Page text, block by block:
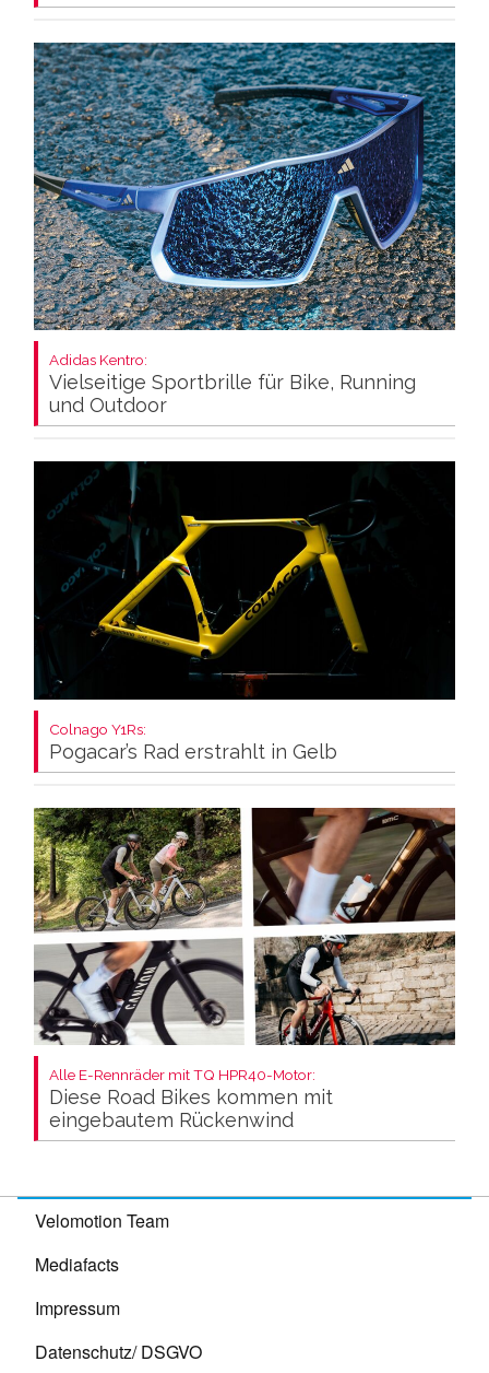
Adidas Kentro:
Vielseitige Sportbrille für Bike, Running
und Outdoor
Colnago Y1Rs:
Pogacar’s Rad erstrahlt in Gelb
Alle E-Rennräder mit TQ HPR40-Motor:
Diese Road Bikes kommen mit
eingebautem Rückenwind
Velomotion Team
Mediafacts
Impressum
Datenschutz/ DSGVO